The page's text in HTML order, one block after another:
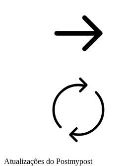
Atualizações do Postmypost